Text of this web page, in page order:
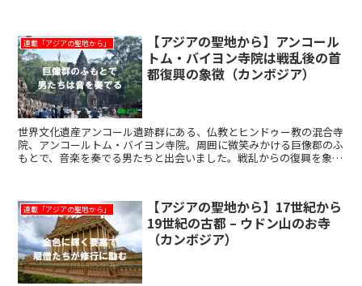
連載「アジアの聖地から」
【アジアの聖地から】アンコール
トム・バイヨン寺院は戦乱後の首
都復興の象徴（カンボジア）
世界文化遺産アンコール遺跡群にある、仏教とヒンドゥー教の混合寺
院、アンコールトム・バイヨン寺院。周囲に微笑みかける巨像郡のふ
もとで、音楽を奏でる男たちと出会いました。戦乱からの復興を象徴
連載「アジアの聖地から」
【アジアの聖地から】17世紀から
19世紀の古都 – ウドン山のお寺
（カンボジア）